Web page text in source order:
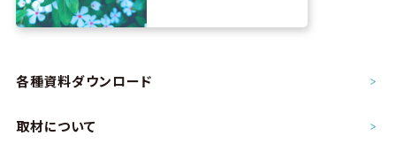
各種資料ダウンロード
取材について